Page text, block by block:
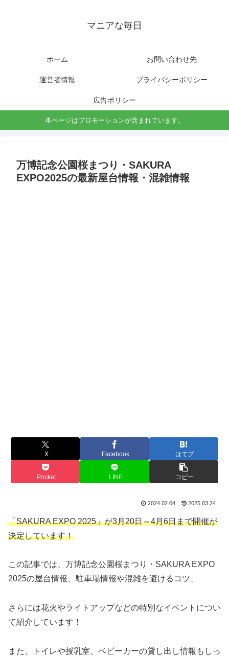
マニアな毎日
ホーム お問い合わせ先
運営者情報 プライバシーポリシー
広告ポリシー
本ページはプロモーションが含まれています。
万博記念公園桜まつり・SAKURA
EXPO2025の最新屋台情報・混雑情報
X Facebook はてブ
Pocket LINE コピー
2024.02.04 2025.03.24
「SAKURA EXPO 2025」が3月20日～4月6日まで開催が
決定しています！
この記事では、万博記念公園桜まつり・SAKURA EXPO
2025の屋台情報、駐車場情報や混雑を避けるコツ、
さらには花火やライトアップなどの特別なイベントについ
て紹介しています！
また、トイレや授乳室、ベビーカーの貸し出し情報もしっ